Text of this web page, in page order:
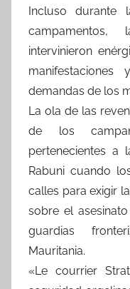
Incluso durante
intervinieron
demandas de los
La ola de las
de los
pertenecientes a
Rabuni cuando
calles para exigir
sobre el
guardias
Mauritania.
«Le courrier